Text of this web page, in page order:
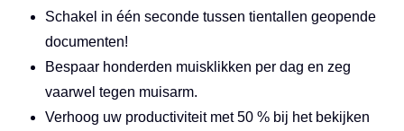
Schakel in één seconde tussen tientallen geopende
documenten!
Bespaar honderden muisklikken per dag en zeg
vaarwel tegen muisarm.
Verhoog uw productiviteit met 50 % bij het bekijken